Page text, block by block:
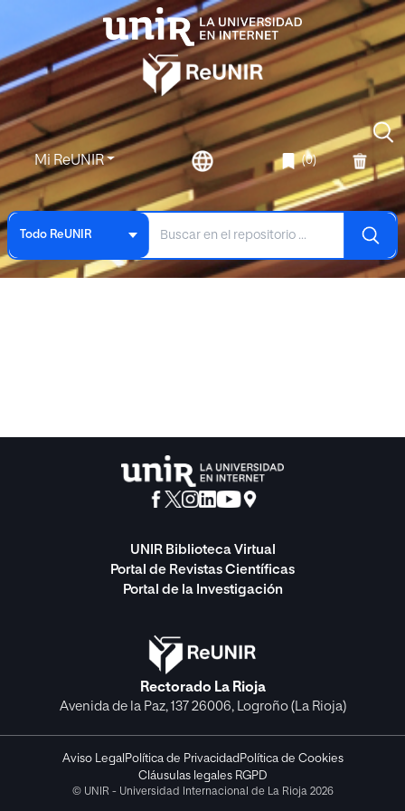
Mi ReUNIR (0)
Todo ReUNIR
UNIR Biblioteca Virtual
Portal de Revistas Científicas
Portal de la Investigación
Rectorado La Rioja
Avenida de la Paz, 137 26006, Logroño (La Rioja)
Aviso Legal Política de Privacidad Política de Cookies
Cláusulas legales RGPD
© UNIR - Universidad Internacional de La Rioja 2026